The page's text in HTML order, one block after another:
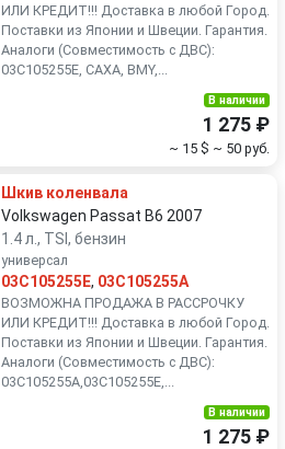
ИЛИ КРЕДИТ!!! Доставка в любой Город.
Поставки из Японии и Швеции. Гарантия.
Аналоги (Совместимость с ДВС):
03C105255E, CAXA, BMY,...
В наличии
1 275 ₽
~ 15 $ ~ 50 руб.
Шкив коленвала
Volkswagen Passat B6 2007
1.4 л., TSI, бензин
универсал
03C105255E, 03C105255A
ВОЗМОЖНА ПРОДАЖА В РАССРОЧКУ
ИЛИ КРЕДИТ!!! Доставка в любой Город.
Поставки из Японии и Швеции. Гарантия.
Аналоги (Совместимость с ДВС):
03C105255A,03C105255E,...
В наличии
1 275 ₽